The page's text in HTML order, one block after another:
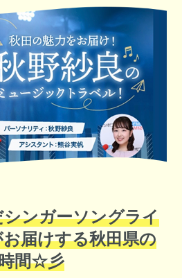
さん
じゃない NIKKO」の販売
特に厳選されたブランド米「シャリ
光市からは上中哲也副市長自ら登壇
しい一面をアピールしました。
ンガーソングライ
届けする秋田県の
間☆彡